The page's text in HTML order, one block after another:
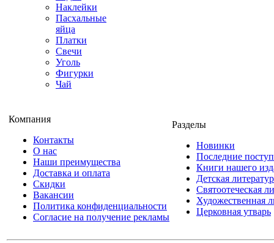
Наклейки
Пасхальные
яйца
Платки
Свечи
Уголь
Фигурки
Чай
Компания
Контакты
О нас
Наши преимущества
Доставка и оплата
Скидки
Вакансии
Политика конфиденциальности
Согласие на получение рекламы
Разделы
Новинки
Последние
Книги нашего
Детская
Святоотеческая
Художественная
Церковная утварь